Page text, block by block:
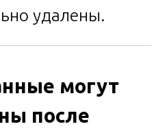
удалены.
могут
после